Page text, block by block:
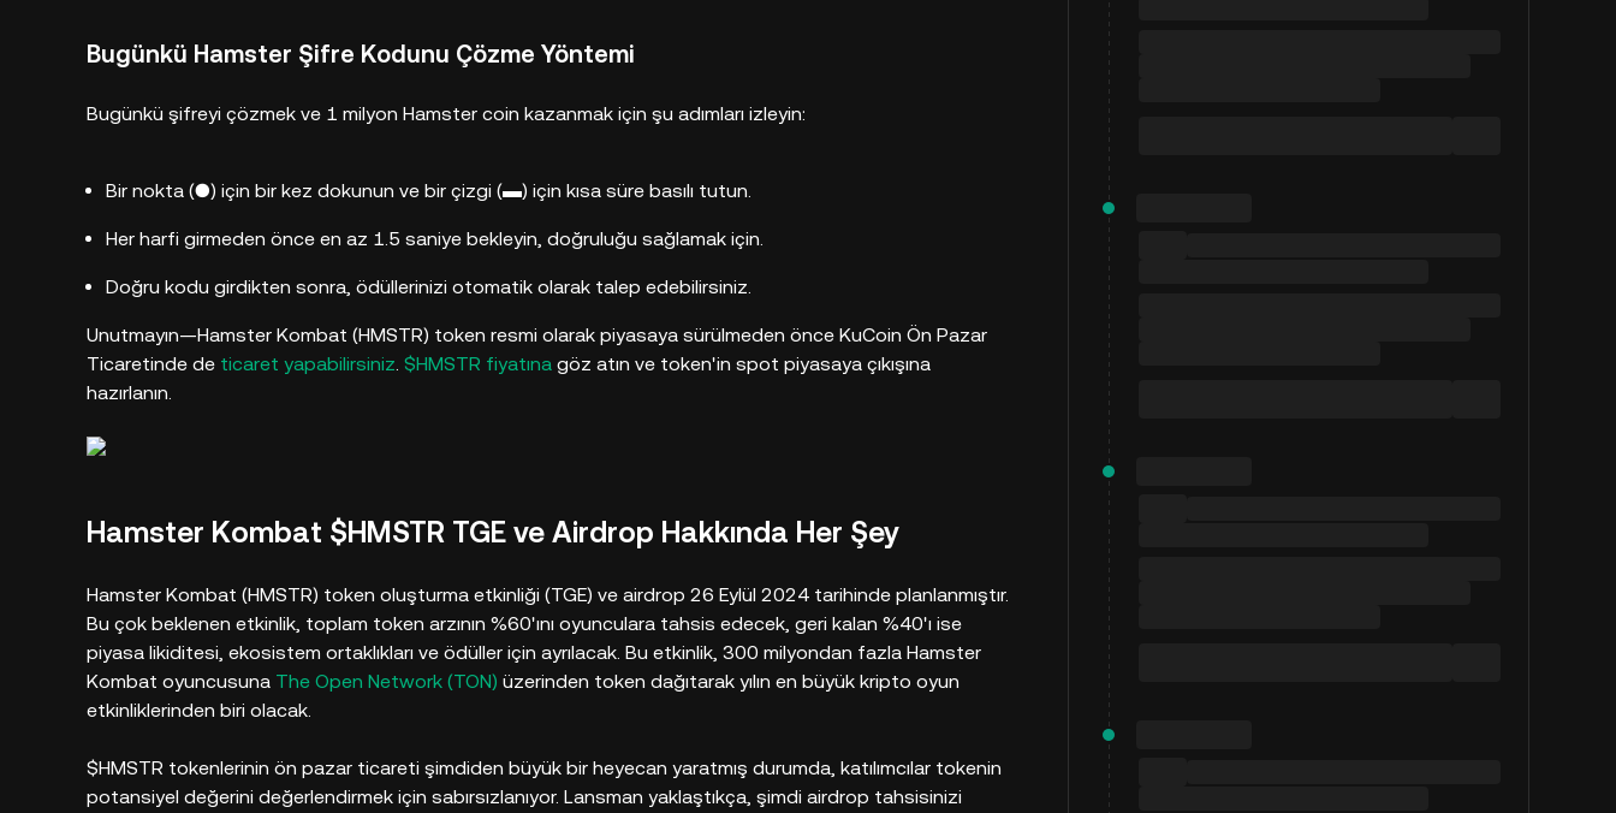
Bugünkü Hamster Şifre Kodunu Çözme Yöntemi
Bugünkü şifreyi çözmek ve 1 milyon Hamster coin kazanmak için şu adımları izleyin:
Bir nokta (●) için bir kez dokunun ve bir çizgi (▬) için kısa süre basılı tutun.
Her harfi girmeden önce en az 1.5 saniye bekleyin, doğruluğu sağlamak için.
Doğru kodu girdikten sonra, ödüllerinizi otomatik olarak talep edebilirsiniz.
Unutmayın—Hamster Kombat (HMSTR) token resmi olarak piyasaya sürülmeden önce KuCoin Ön Pazar
Ticaretinde de ticaret yapabilirsiniz. $HMSTR fiyatına göz atın ve token'in spot piyasaya çıkışına
hazırlanın.
Hamster Kombat $HMSTR TGE ve Airdrop Hakkında Her Şey
Hamster Kombat (HMSTR) token oluşturma etkinliği (TGE) ve airdrop 26 Eylül 2024 tarihinde planlanmıştır.
Bu çok beklenen etkinlik, toplam token arzının %60'ını oyunculara tahsis edecek, geri kalan %40'ı ise
piyasa likiditesi, ekosistem ortaklıkları ve ödüller için ayrılacak. Bu etkinlik, 300 milyondan fazla Hamster
Kombat oyuncusuna The Open Network (TON) üzerinden token dağıtarak yılın en büyük kripto oyun
etkinliklerinden biri olacak.
$HMSTR tokenlerinin ön pazar ticareti şimdiden büyük bir heyecan yaratmış durumda, katılımcılar tokenin
potansiyel değerini değerlendirmek için sabırsızlanıyor. Lansman yaklaştıkça, şimdi airdrop tahsisinizi